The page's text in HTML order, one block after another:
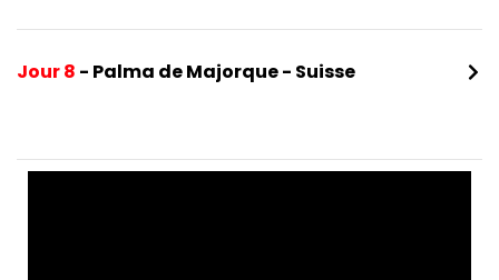
Jour 8 - Palma de Majorque - Suisse